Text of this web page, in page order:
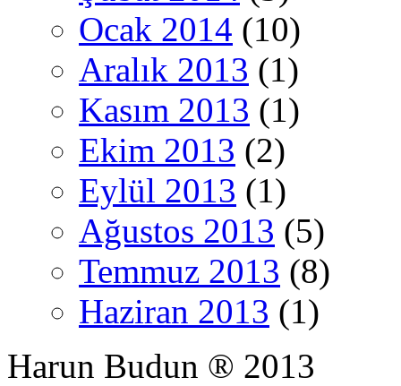
Ocak 2014 (10)
Aralık 2013 (1)
Kasım 2013 (1)
Ekim 2013 (2)
Eylül 2013 (1)
Ağustos 2013 (5)
Temmuz 2013 (8)
Haziran 2013 (1)
Harun Budun ® 2013